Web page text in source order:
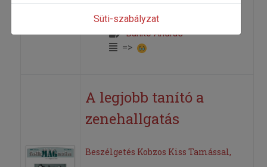
1995/3
riport
Bankó András
=>
A legjobb tanító a
zenehallgatás
Beszélgetés Kobzos Kiss Tamással,
Süti-szabályzat